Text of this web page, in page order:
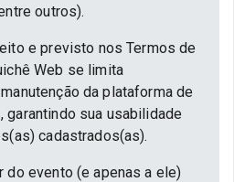
outros).
e previsto nos Termos de
Web se limita
da plataforma de
sua usabilidade
cadastrados(as).
do evento (e apenas a ele)